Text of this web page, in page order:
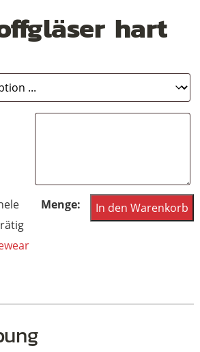
hart
Funk
Food
silver
In den Warenkorb